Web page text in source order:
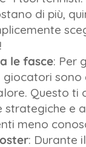
di più,
le fasce: Per
giocatori sono
Questo ti
strategiche e
meno
: Durante